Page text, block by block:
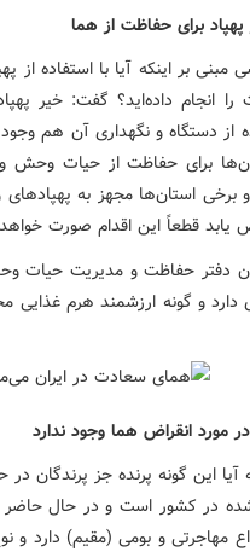
پهپاد برای حفاظت از هما
بر اینکه آیا با استفاده از
انجام داده‌اید؟ گفت: خیر
از دستگاه و نگهداری آن هم
برای حفاظت از حیات وحش و
استان‌ها مجهز به
یابد قطعاً این اقدام صورت
دفتر حفاظت و مدیریت حیات
دارد و گونه ارزشمند هرم
مورد انقراض هما وجود ندارد
آیا این گونه پرنده جز
در کشور است و در حال حاضر
مهاجرتی و بومی (مقیم) دارد